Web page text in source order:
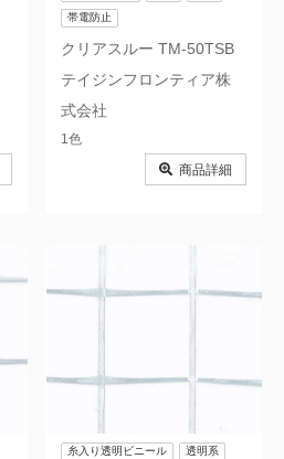
クリアスルー TM-50TSB
テイジンフロンティア株
式会社
帯電防止
1色
商品詳細
糸入り透明ビニール 透明系